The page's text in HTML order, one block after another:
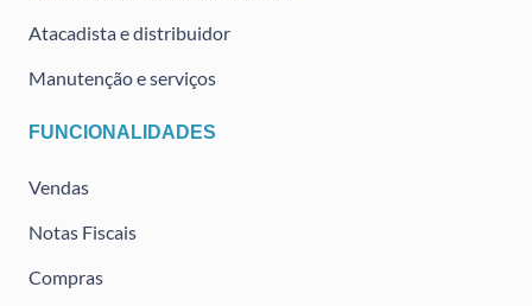
Atacadista e distribuidor
Manutenção e serviços
FUNCIONALIDADES
Vendas
Notas Fiscais
Compras